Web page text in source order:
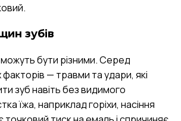
зубів
бути різними. Серед
— травми та удари, які
зуб навіть без видимого
їжа, наприклад горіхи, насіння